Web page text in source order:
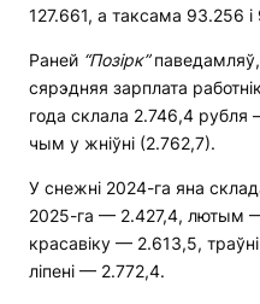
127.661, а таксама 93.256
Раней “Позірк”паведамляў,
сярэдняя зарплата
года склала 2.746,4
чым у жніўні (2.762,7).
У снежні 2024-га яна
2025-га — 2.427,4, лютым
красавіку — 2.613,5,
ліпені — 2.772,4.